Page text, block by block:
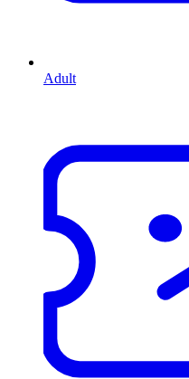
Adult